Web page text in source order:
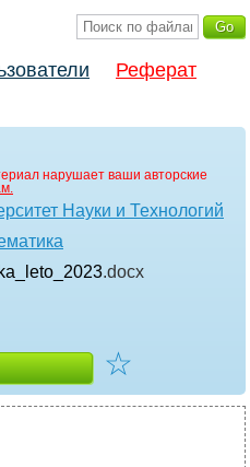
Реферат
нарушает ваши авторские
Науки и Технологий
.docx
☆